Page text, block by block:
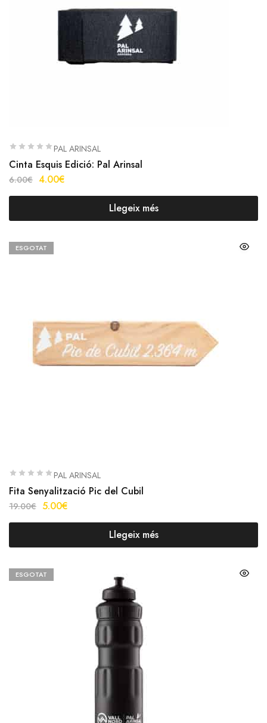
PAL ARINSAL
Cinta Esquis Edició: Pal Arinsal
6.00€ 4.00€
Llegeix més
ESGOTAT
PAL ARINSAL
Fita Senyalització Pic del Cubil
19.00€ 5.00€
Llegeix més
ESGOTAT